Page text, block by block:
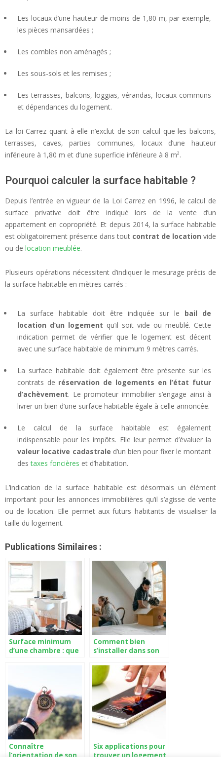
Les locaux d’une hauteur de moins de 1,80 m, par exemple,
les pièces mansardées ;
Les combles non aménagés ;
Les sous-sols et les remises ;
Les terrasses, balcons, loggias, vérandas, locaux communs
et dépendances du logement.
La loi Carrez quant à elle n’exclut de son calcul que les balcons,
terrasses, caves, parties communes, locaux d’une hauteur
inférieure à 1,80 m et d’une superficie inférieure à 8 m².
Pourquoi calculer la surface habitable ?
Depuis l’entrée en vigueur de la Loi Carrez en 1996, le calcul de
surface privative doit être indiqué lors de la vente d’un
appartement en copropriété. Et depuis 2014, la surface habitable
est obligatoirement présente dans tout contrat de location vide
ou de location meublée.
Plusieurs opérations nécessitent d’indiquer le mesurage précis de
la surface habitable en mètres carrés :
La surface habitable doit être indiquée sur le bail de
location d’un logement qu’il soit vide ou meublé. Cette
indication permet de vérifier que le logement est décent
avec une surface habitable de minimum 9 mètres carrés.
La surface habitable doit également être présente sur les
contrats de réservation de logements en l’état futur
d’achèvement. Le promoteur immobilier s’engage ainsi à
livrer un bien d’une surface habitable égale à celle annoncée.
Le calcul de la surface habitable est également
indispensable pour les impôts. Elle leur permet d’évaluer la
valeur locative cadastrale d’un bien pour fixer le montant
destaxes foncières et d’habitation.
L’indication de la surface habitable est désormais un élément
important pour les annonces immobilières qu’il s’agisse de vente
ou de location. Elle permet aux futurs habitants de visualiser la
taille du logement.
Publications Similaires :
Surface minimum
d’une chambre : que
Comment bien
s’installer dans son
Connaître
l’orientation de son
Six applications pour
trouver un logement